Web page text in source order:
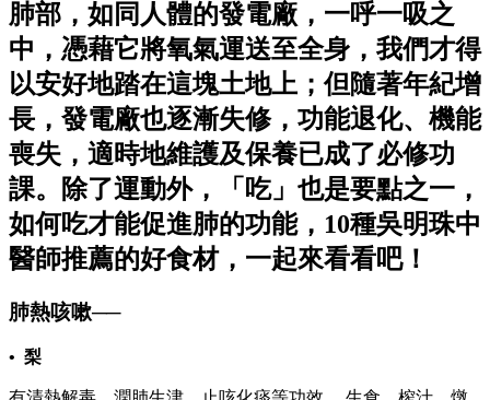
肺部，如同人體的發電廠，一呼一吸之
中，憑藉它將氧氣運送至全身，我們才得
以安好地踏在這塊土地上；但隨著年紀增
長，發電廠也逐漸失修，功能退化、機能
喪失，適時地維護及保養已成了必修功
課。除了運動外，「吃」也是要點之一，
如何吃才能促進肺的功能，10種吳明珠中
醫師推薦的好食材，一起來看看吧！
肺熱咳嗽──
• 梨